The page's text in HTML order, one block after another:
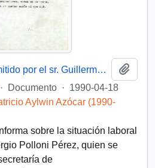
Memorando interno emitido por el sr. Guillermo Maturana Donoso, funcionario de la Dirección Administrativa del Palacio de La Moneda, dirigido al Presidente de la República, sr. Patricio Aylwin Azócar
· Documento · 1990-04-18
Aylwin Azócar (1990-
sobre la situación laboral
Polloni Pérez, quien se
de